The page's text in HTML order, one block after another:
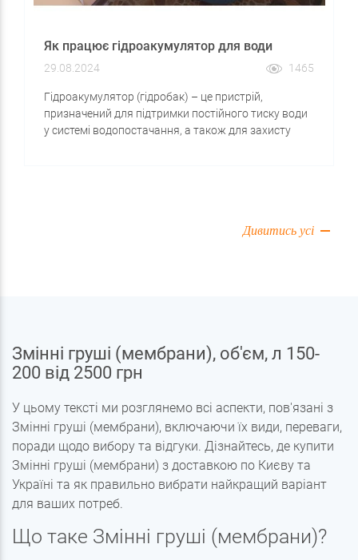
Як працює гідроакумулятор для води
29.08.2024 1465
Гідроакумулятор (гідробак) – це пристрій,
призначений для підтримки постійного тиску води
у системі водопостачання, а також для захисту
Дивитись усі
Змінні груші (мембрани), об'єм, л 150-
200 від 2500 грн
У цьому тексті ми розглянемо всі аспекти, пов'язані з
Змінні груші (мембрани), включаючи їх види, переваги,
поради щодо вибору та відгуки. Дізнайтесь, де купити
Змінні груші (мембрани) з доставкою по Києву та
Україні та як правильно вибрати найкращий варіант
для ваших потреб.
Що таке Змінні груші (мембрани)?